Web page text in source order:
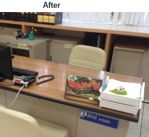
After